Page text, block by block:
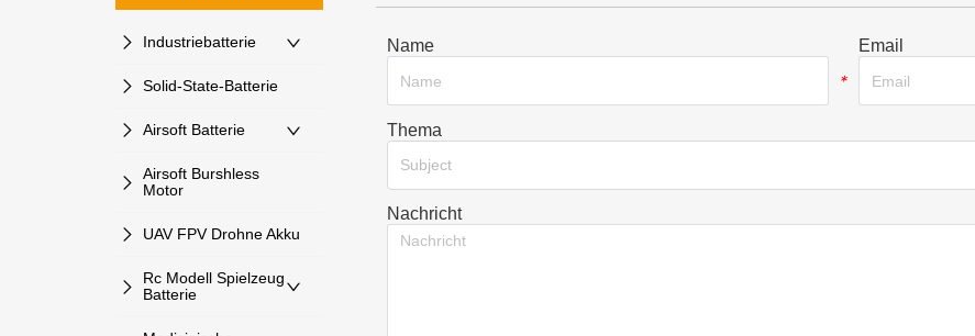
Industriebatterie
Solid-State-Batterie
Airsoft Batterie
Airsoft Burshless
Motor
UAV FPV Drohne Akku
Rc Modell Spielzeug
Batterie
Name
*
Email
Thema
Subject
Nachricht